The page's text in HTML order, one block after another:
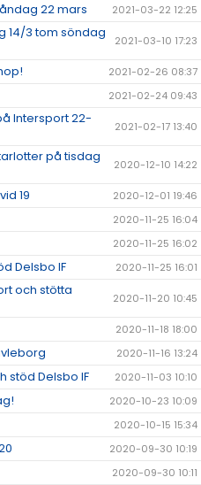
22 mars 2021-03-22 12:25
14/3 tom söndag
2021-03-10 17:23
2021-02-26 08:37
2021-02-24 09:43
Intersport 22-
2021-02-17 13:40
på tisdag
2020-12-10 14:22
19 2020-12-01 19:46
2020-11-25 16:04
2020-11-25 16:02
Delsbo IF 2020-11-25 16:01
och stötta
2020-11-20 10:45
2020-11-18 18:00
2020-11-16 13:24
stöd Delsbo IF 2020-11-03 10:10
2020-10-23 10:09
2020-10-15 15:34
2020-09-30 10:19
2020-09-30 10:11